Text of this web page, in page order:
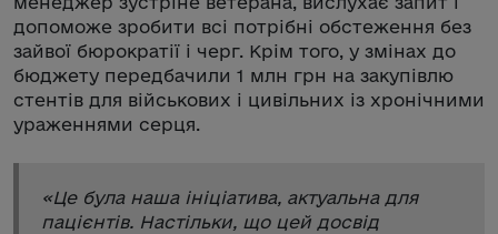
допоможе зробити всі потрібні обстеження без
зайвої бюрократії і черг. Крім того, у змінах до
бюджету передбачили 1 млн грн на закупівлю
стентів для військових і цивільних із хронічними
ураженнями серця.
«Це була наша ініціатива, актуальна для
пацієнтів. Настільки, що цей досвід